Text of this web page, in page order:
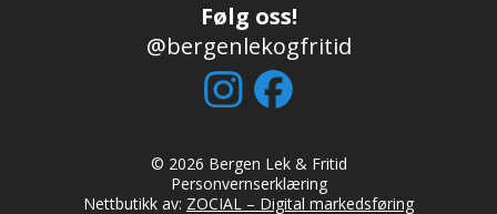
Følg oss!
@bergenlekogfritid
© 2026 Bergen Lek & Fritid
Personvernserklæring
Nettbutikk av: ZOCIAL – Digital markedsføring